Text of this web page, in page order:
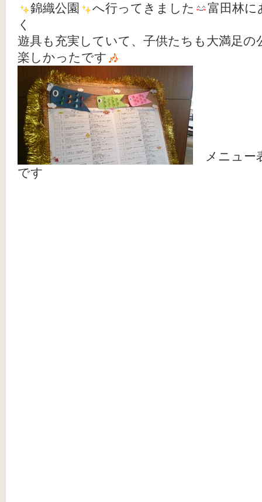
錦織公園
へ行ってきました
富田林に
く
遊具も充実していて、子供たちも大満足の
楽しかったです
メニュー
です